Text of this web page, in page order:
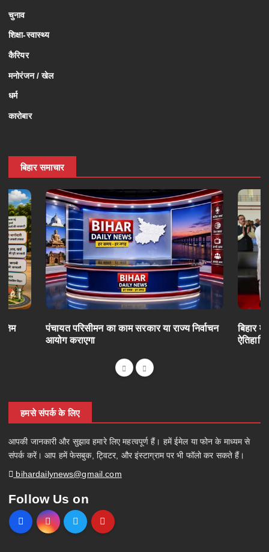
चुनाव
शिक्षा-स्वास्थ्य
कैरियर
मनोरंजन / खेल
धर्म
कारोबार
बिहार समाचार
पंचायत परिसीमन का काम सरकार या राज्य निर्वाचन
आयोग कराएगा
बिहार
हमसे संपर्क के लिए
आपकी जानकारी और सुझाव हमारे लिए महत्वपूर्ण हैं। हमें ईमेल या फोन के माध्यम से
संपर्क करें। आप हमें फेसबुक, ट्विटर, और इंस्टाग्राम पर भी फॉलो कर सकते हैं।
bihardailynews@gmail.com
Follow Us on